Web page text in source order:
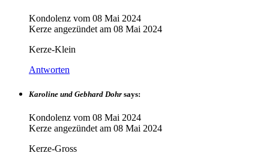
Kondolenz vom 08 Mai 2024
Kerze angezündet am 08 Mai 2024
Kerze-Klein
Antworten
Karoline und Gebhard Dohr says:
Kondolenz vom 08 Mai 2024
Kerze angezündet am 08 Mai 2024
Kerze-Gross